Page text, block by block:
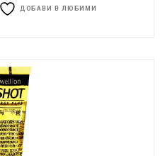
ДОБАВИ В ЛЮБИМИ